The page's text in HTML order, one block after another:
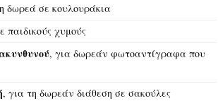
δωρεά σε κουλουράκια
παιδικούς χυμούς
, για δωρεάν φωτοαντίγραφα που
, για τη δωρεάν διάθεση σε σακούλες